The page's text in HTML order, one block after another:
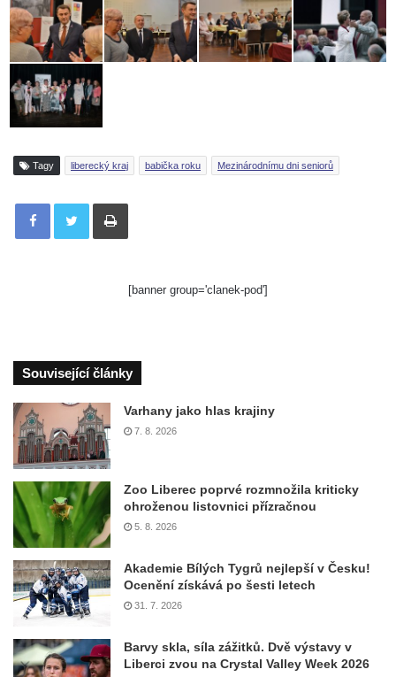
Tagy liberecký kraj babička roku Mezinárodnímu dni seniorů
Tisknout
[banner group='clanek-pod']
Související články
Varhany jako hlas krajiny
7. 8. 2026
Zoo Liberec poprvé rozmnožila kriticky
ohroženou listovnici přízračnou
5. 8. 2026
Akademie Bílých Tygrů nejlepší v Česku!
Ocenění získává po šesti letech
31. 7. 2026
Barvy skla, síla zážitků. Dvě výstavy v
Liberci zvou na Crystal Valley Week 2026